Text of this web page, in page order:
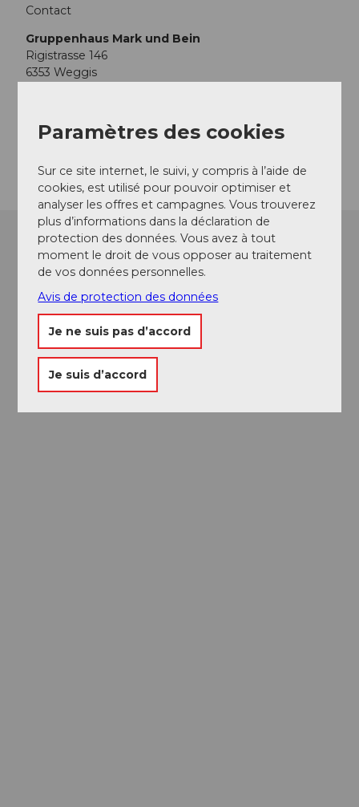
Contact
Gruppenhaus Mark und Bein
Rigistrasse 146
6353 Weggis
Paramètres des cookies
Sur ce site internet, le suivi, y compris à l’aide de
cookies, est utilisé pour pouvoir optimiser et
analyser les offres et campagnes. Vous trouverez
plus d’informations dans la déclaration de
protection des données. Vous avez à tout
moment le droit de vous opposer au traitement
de vos données personnelles.
Avis de protection des données
Je ne suis pas d’accord
Je suis d’accord